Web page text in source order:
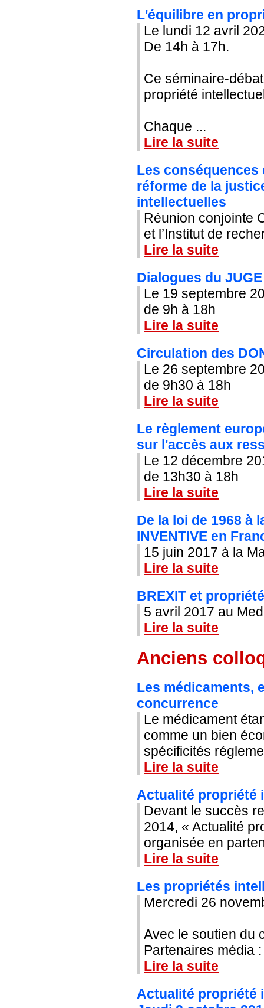
L'équilibre en
Le lundi 12 avril
De 14h à 17h.
Ce séminaire-
propriété
Chaque ...
Lire la suite
Les
réforme de la
intellectuelles
Réunion conjointe
et l’Institut de
Lire la suite
Dialogues du
Le 19 septembre
de 9h à 18h
Lire la suite
Circulation des
Le 26 septembre
de 9h30 à 18h
Lire la suite
Le règlement
sur l'accès aux
Le 12 décembre
de 13h30 à 18h
Lire la suite
De la loi de 1968 à
INVENTIVE en
15 juin 2017 à la
Lire la suite
BREXIT et
5 avril 2017 au
Lire la suite
Anciens
Les médicaments,
concurrence
Le médicament
comme un bien
spécificités
Lire la suite
Actualité propriété
Devant le succès
2014, « Actualité
organisée en
Lire la suite
Les propriétés
Mercredi 26
Avec le soutien du
Partenaires média
Lire la suite
Actualité propriété